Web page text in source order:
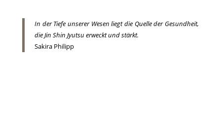
In der Tiefe unserer Wesen liegt die Quelle der Gesundheit,
die Jin Shin Jyutsu erweckt und stärkt.
Sakira Philipp